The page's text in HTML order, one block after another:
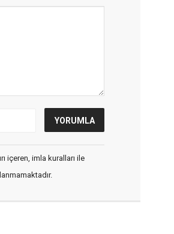
içeren, imla kuralları ile